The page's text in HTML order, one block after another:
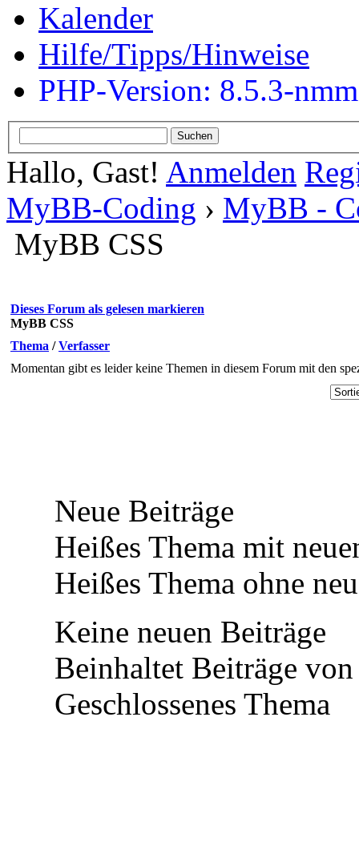
Kalender
Hilfe/Tipps/Hinweise
PHP-Version: 8.5.3-
Hallo, Gast! Anmelden
MyBB-Coding › MyBB -
MyBB CSS
Dieses Forum als gelesen markieren
MyBB CSS
Thema /Verfasser
Momentan gibt es leider keine Themen in diesem Forum mit den
Neue Beiträge
Heißes Thema mit
Heißes Thema ohne
Keine neuen Beiträge
Beinhaltet Beiträge
Geschlossenes Thema